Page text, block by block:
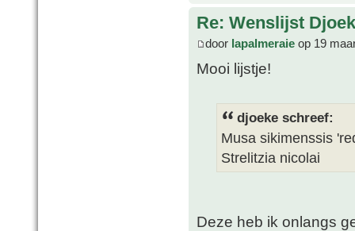
Re: Wenslijst
door lapalmeraie op 19
Mooi lijstje!
djoeke schreef:
Musa sikimenssis
Strelitzia nicolai
Deze heb ik onlangs